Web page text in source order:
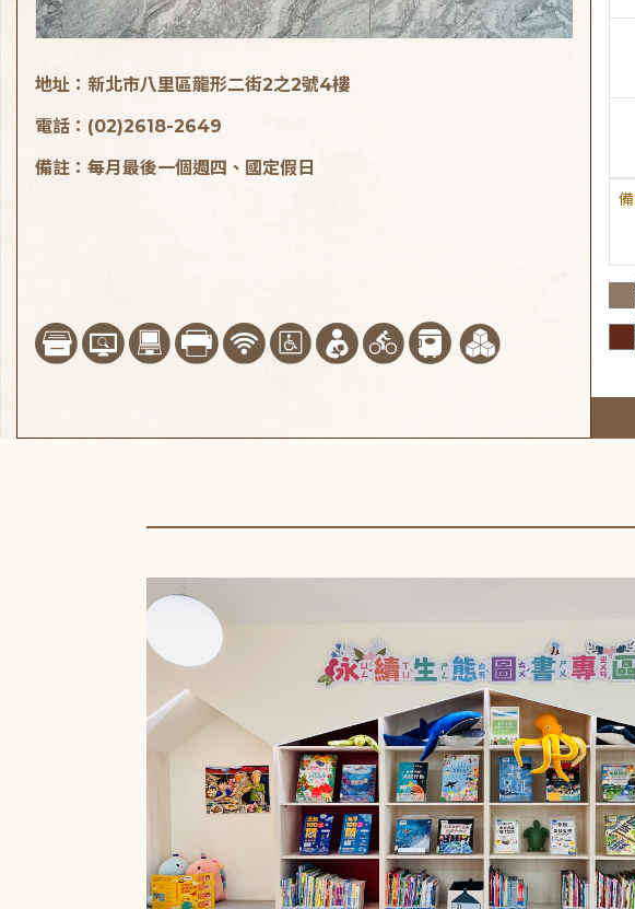
地址：新北市八里區龍形二街2之2號4樓
電話：(02)2618-2649
備註：每月最後一個週四、國定假日